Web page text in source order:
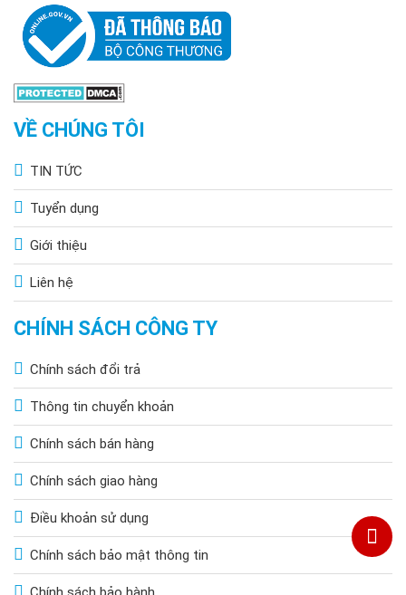
TÍNH NĂNG CẢM BIẾN CHUYỂN ĐỘNG (TẮT HOẶC MỞ
VỀ CHÚNG TÔI
TIN TỨC
Tuyển dụng
Giới thiệu
Liên hệ
CHÍNH SÁCH CÔNG TY
Chính sách đổi trả
Thông tin chuyển khoản
Chính sách bán hàng
Chính sách giao hàng
Điều khoản sử dụng
Chính sách bảo mật thông tin